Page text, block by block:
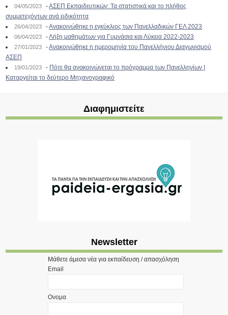
04/05/2023 -ΑΣΕΠ Εκπαιδευτικών: Τα στατιστικά και το πλήθος
συμμετεχόντων ανά ειδικότητα
26/04/2023 -Ανακοινώθηκε η εγκύκλιος των Πανελλαδικών ΓΕΛ 2023
06/04/2023 -Λήξη μαθημάτων για Γυμνάσια και Λύκεια 2022-2023
27/01/2023 -Ανακοινώθηκε η ημερομηνία του Πανελλήνιου Διαγωνισμού
ΑΣΕΠ
19/01/2023 - Πότε θα ανακοινώνεται το πρόγραμμα των Πανελληνίων |
Καταργείται το δεύτερο Μηχανογραφικό
Διαφημιστείτε
Newsletter
Μάθετε άμεσα νέα για εκπαίδευση / απασχόληση
Email
Ονομα